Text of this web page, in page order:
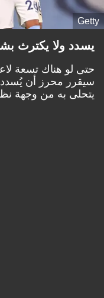
Getty
يسدد ولا يكترث
حتى لو هناك تسعة
سيقرر محرز أن يُسدد
يتحلى به من وجهة